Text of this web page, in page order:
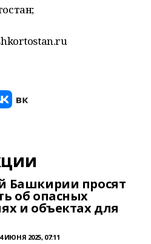
Башкирии просят
об опасных
и объектах для
4 ИЮНЯ 2025, 07:11